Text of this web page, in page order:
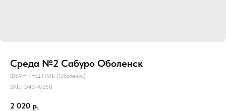
Среда №2 Сабуро Оболенск
ФБУН ГНЦ ПМБ (Оболенск)
SKU: О40-К/250
2 020 р.